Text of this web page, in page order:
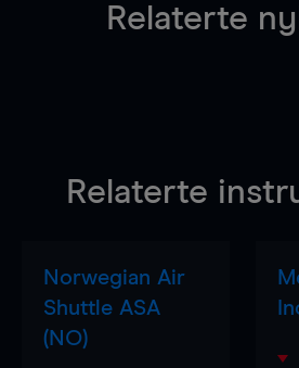
Relaterte
Relaterte
Norwegian Air
Shuttle ASA
(NO)